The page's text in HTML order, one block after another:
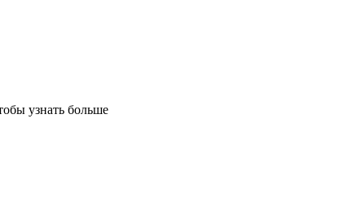
узнать больше